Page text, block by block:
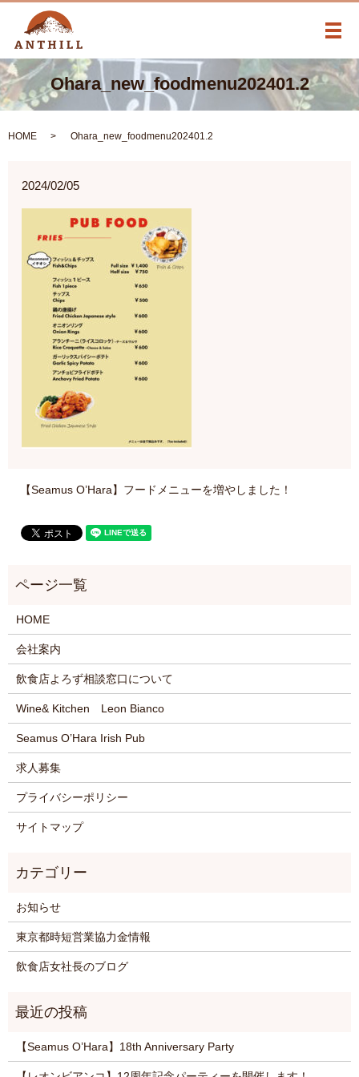
メ
Ohara_new_foodmenu202401.2
HOME Ohara_new_foodmenu202401.2
2024/02/05
【Seamus O’Hara】フードメニューを増やしました！
HOME
会社案内
飲食店よろず相談窓口について
Wine& Kitchen Leon Bianco
Seamus O’Hara Irish Pub
求人募集
プライバシーポリシー
サイトマップ
お知らせ
東京都時短営業協力金情報
飲食店女社長のブログ
【Seamus O’Hara】18th Anniversary Party